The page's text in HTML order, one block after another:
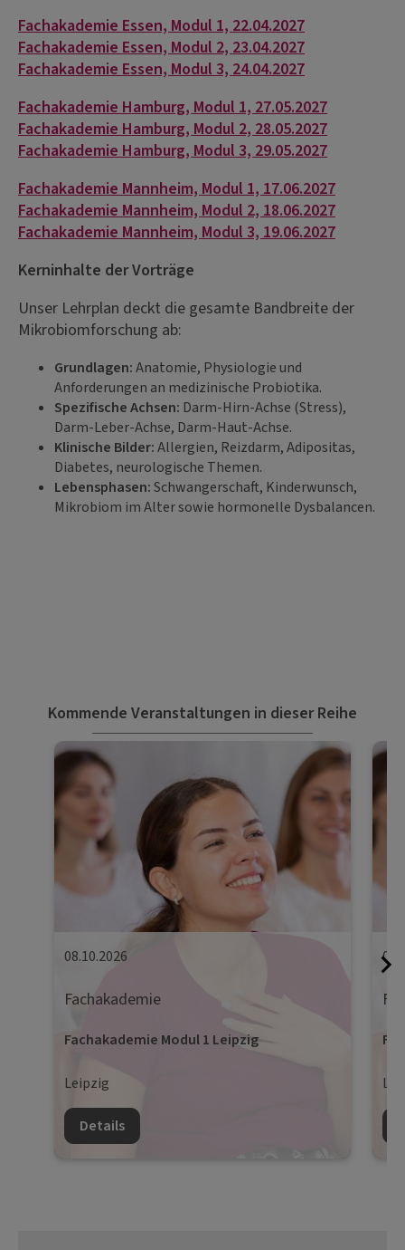
Fachakademie Essen, Modul 1, 22.04.2027
Fachakademie Essen, Modul 2, 23.04.2027
Fachakademie Essen, Modul 3, 24.04.2027
Fachakademie Hamburg, Modul 1, 27.05.2027
Fachakademie Hamburg, Modul 2, 28.05.2027
Fachakademie Hamburg, Modul 3, 29.05.2027
Fachakademie Mannheim, Modul 1, 17.06.2027
Fachakademie Mannheim, Modul 2, 18.06.2027
Fachakademie Mannheim, Modul 3, 19.06.2027
Kerninhalte der Vorträge
Unser Lehrplan deckt die gesamte Bandbreite der
Mikrobiomforschung ab:
Grundlagen:Anatomie, Physiologie und
Anforderungen an medizinische Probiotika.
Spezifische Achsen: Darm-Hirn-Achse (Stress),
Darm-Leber-Achse, Darm-Haut-Achse.
Klinische Bilder:Allergien, Reizdarm, Adipositas,
Diabetes, neurologische Themen.
Lebensphasen:Schwangerschaft, Kinderwunsch,
Mikrobiom im Alter sowie hormonelle Dysbalancen.
Kommende Veranstaltungen in dieser Reihe
08.10.2026
Fachakademie
Fachakademie Modul 1 Leipzig
Leipzig
Details